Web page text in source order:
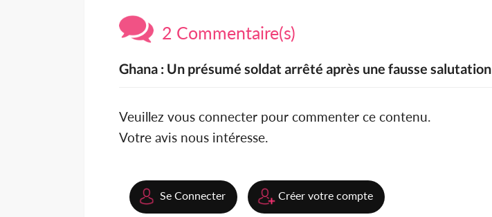
2 Commentaire(s)
Ghana : Un présumé soldat arrêté après une fausse salutation
Veuillez vous connecter pour commenter ce contenu.
Votre avis nous intéresse.
Se Connecter Créer votre compte